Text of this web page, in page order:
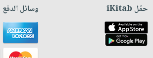
حمّل iKitab وسائل الدفع